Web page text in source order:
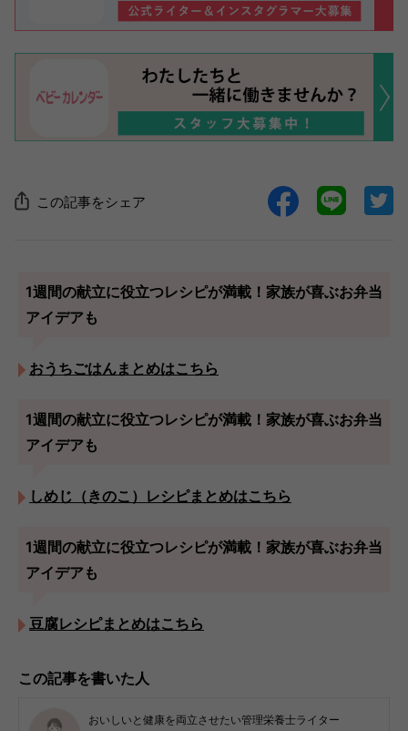
この記事をシェア
1週間の献立に役立つレシピが満載！家族が喜ぶお弁当
アイデアも
おうちごはんまとめはこちら
1週間の献立に役立つレシピが満載！家族が喜ぶお弁当
アイデアも
しめじ（きのこ）レシピまとめはこちら
1週間の献立に役立つレシピが満載！家族が喜ぶお弁当
アイデアも
豆腐レシピまとめはこちら
この記事を書いた人
おいしいと健康を両立させたい管理栄養士ライター